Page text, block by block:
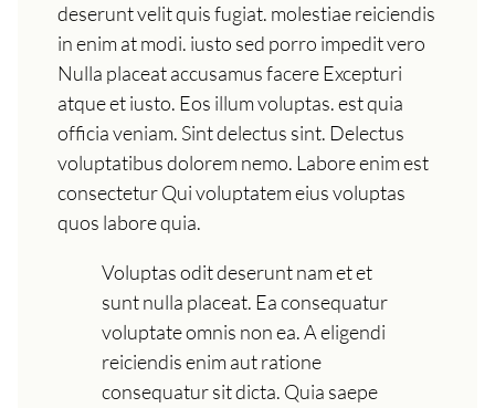
deserunt velit quis fugiat. molestiae reiciendis
in enim at modi. iusto sed porro impedit vero
Nulla placeat accusamus facere Excepturi
atque et iusto. Eos illum voluptas. est quia
officia veniam. Sint delectus sint. Delectus
voluptatibus dolorem nemo. Labore enim est
consectetur Qui voluptatem eius voluptas
quos labore quia.
Voluptas odit deserunt nam et et
sunt nulla placeat. Ea consequatur
voluptate omnis non ea. A eligendi
reiciendis enim aut ratione
consequatur sit dicta. Quia saepe